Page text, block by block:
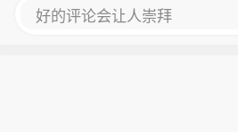
好的评论会让人崇拜